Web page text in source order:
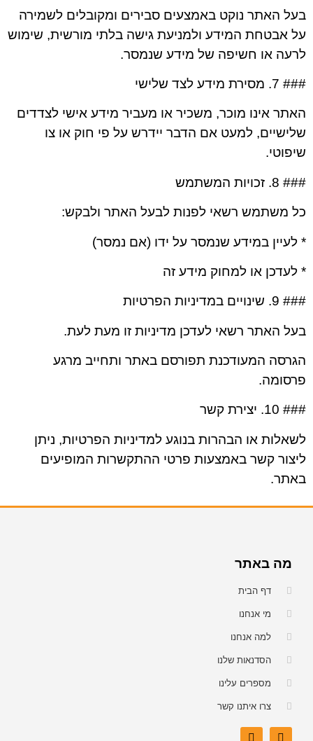
בעל האתר נוקט באמצעים סבירים ומקובלים לשמירה
על אבטחת המידע ולמניעת גישה בלתי מורשית, שימוש
לרעה או חשיפה של מידע שנמסר.
### 7. מסירת מידע לצד שלישי
האתר אינו מוכר, משכיר או מעביר מידע אישי לצדדים
שלישיים, למעט אם הדבר יידרש על פי חוק או צו
שיפוטי.
### 8. זכויות המשתמש
כל משתמש רשאי לפנות לבעל האתר ולבקש:
* לעיין במידע שנמסר על ידו (אם נמסר)
* לעדכן או למחוק מידע זה
### 9. שינויים במדיניות הפרטיות
בעל האתר רשאי לעדכן מדיניות זו מעת לעת.
הגרסה המעודכנת תפורסם באתר ותחייב מרגע
פרסומה.
### 10. יצירת קשר
לשאלות או הבהרות בנוגע למדיניות הפרטיות, ניתן
ליצור קשר באמצעות פרטי ההתקשרות המופיעים
באתר.
מה באתר
דף הבית
מי אנחנו
למה אנחנו
הסדנאות שלנו
מספרים עלינו
צרו איתנו קשר